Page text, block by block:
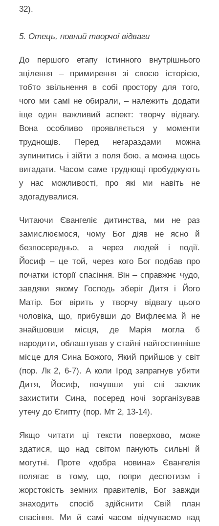
32).
5. Отець, повний творчої відваги
До першого етапу істинного внутрішнього
зцілення – примирення зі своєю історією,
тобто звільнення в собі простору для того,
чого ми самі не обирали, – належить додати
іще один важливий аспект: творчу відвагу.
Вона особливо проявляється у моменти
труднощів. Перед негараздами можна
зупинитись і зійти з поля бою, а можна щось
вигадати. Часом саме труднощі пробуджують
у нас можливості, про які ми навіть не
здогадувалися.
Читаючи Євангеліє дитинства, ми не раз
замислюємося, чому Бог діяв не ясно й
безпосередньо, а через людей і події.
Йосиф – це той, через кого Бог подбав про
початки історії спасіння. Він – справжнє чудо,
завдяки якому Господь зберіг Дитя і Його
Матір. Бог вірить у творчу відвагу цього
чоловіка, що, прибувши до Вифлеєма й не
знайшовши місця, де Марія могла б
народити, облаштував у стайні найгостинніше
місце для Сина Божого, Який прийшов у світ
(пор. Лк 2, 6-7). А коли Ірод запрагнув убити
Дитя, Йосиф, почувши уві сні заклик
захистити Сина, посеред ночі зорганізував
утечу до Єгипту (пор. Мт 2, 13-14).
Якщо читати ці тексти поверхово, може
здатися, що над світом панують сильні й
могутні. Проте «добра новина» Євангелія
полягає в тому, що, попри деспотизм і
жорстокість земних правителів, Бог завжди
знаходить спосіб здійснити Свій план
спасіння. Ми й самі часом відчуваємо над